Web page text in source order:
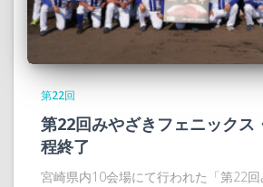
第22回
第22回みやざきフェニックス
程終了
宮崎県内10会場にて行われた「第22